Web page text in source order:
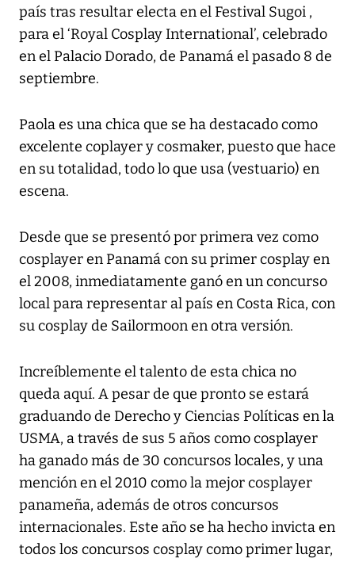
país tras resultar electa en el Festival Sugoi ,
para el ‘Royal Cosplay International’, celebrado
en el Palacio Dorado, de Panamá el pasado 8 de
septiembre.
Paola es una chica que se ha destacado como
excelente coplayer y cosmaker, puesto que hace
en su totalidad, todo lo que usa (vestuario) en
escena.
Desde que se presentó por primera vez como
cosplayer en Panamá con su primer cosplay en
el 2008, inmediatamente ganó en un concurso
local para representar al país en Costa Rica, con
su cosplay de Sailormoon en otra versión.
Increíblemente el talento de esta chica no
queda aquí. A pesar de que pronto se estará
graduando de Derecho y Ciencias Políticas en la
USMA, a través de sus 5 años como cosplayer
ha ganado más de 30 concursos locales, y una
mención en el 2010 como la mejor cosplayer
panameña, además de otros concursos
internacionales. Este año se ha hecho invicta en
todos los concursos cosplay como primer lugar,